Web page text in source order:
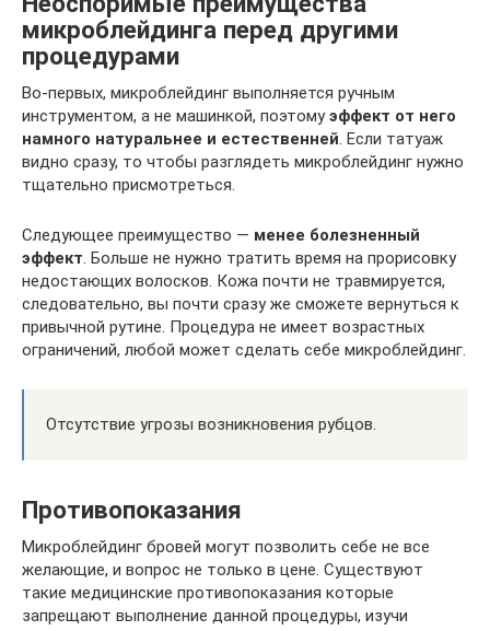
микроблейдинга перед другими
процедурами
Во-первых, микроблейдинг выполняется ручным
инструментом, а не машинкой, поэтомуэффект от него
намного натуральнее и естественней . Если татуаж
видно сразу, то чтобы разглядеть микроблейдинг нужно
тщательно присмотреться.
Следующее преимущество — менее болезненный
эффект . Больше не нужно тратить время на прорисовку
недостающих волосков. Кожа почти не травмируется,
следовательно, вы почти сразу же сможете вернуться к
привычной рутине. Процедура не имеет возрастных
ограничений, любой может сделать себе микроблейдинг.
Отсутствие угрозы возникновения рубцов.
Противопоказания
Микроблейдинг бровей могут позволить себе не все
желающие, и вопрос не только в цене. Существуют
такие медицинские противопоказания которые
запрещают выполнение данной процедуры, изучи